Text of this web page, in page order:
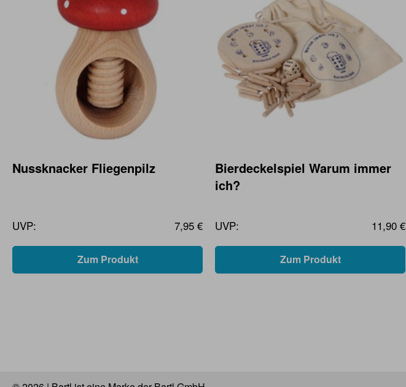
Nussknacker Fliegenpilz
UVP: 7,95 €
Zum Produkt
Bierdeckelspiel Warum immer
ich?
UVP: 11,90 €
Zum Produkt